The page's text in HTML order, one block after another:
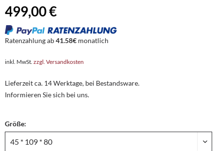
499,00 €
Ratenzahlung ab41.58€ monatlich
inkl. MwSt. zzgl. Versandkosten
Lieferzeit ca. 14 Werktage, bei Bestandsware.
Informieren Sie sich bei uns.
Größe: